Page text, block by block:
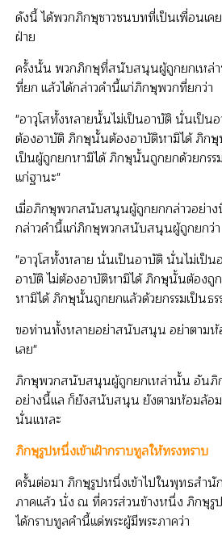
ดังนี้ ได้พวกภิกษุชาวชนบทที่เป็นเพื่อนเค
ฝ่าย
ครั้งนั้น พวกภิกษุที่สนับสนุนผู้ถูกยกเหล่า
ที่ยก แล้วได้กล่าวคำนี้แก่ภิกษุพวกที่ยกว่า
"อาวุโสทั้งหลายนั้นไม่เป็นอาบัติ นั่นเป็น
ต้องอาบัติ ภิกษุนั้นต้องอาบัติหามิได้ ภิก
เป็นผู้ถูกยกหามิได้ ภิกษุนั้นถูกยกด้วยกรรม
แก่ฐานะ"
เมื่อภิกษุพวกสนับสนุนผู้ถูกยกกล่าวอย่า
กล่าวคำนี้แก่ภิกษุพวกสนับสนุนผู้ถูกยกว่า
"อาวุโสทั้งหลาย นั่นเป็นอาบัติ นั่นไม่เป็
อาบัติ ไม่ต้องอาบัติหามิได้ ภิกษุนั้นต้องถู
หามิได้ ภิกษุนั้นถูกยกแล้วด้วยกรรมเป็นธร
ขอท่านทั้งหลายอย่าสนับสนุน อย่าตาม
เลย"
ภิกษุพวกสนับสนุนผู้ถูกยกเหล่านั้น อันภิ
อย่างนี้แล ก็ยังสนับสนุน ยังตามห้อมล้อ
นั่นแหละ
ภิกษุรูปหนึ่งเข้าเฝ้ากราบทูลให้ทรงทราบ
ครั้นต่อมา ภิกษุรูปหนึ่งเข้าไปในพุทธสำนั
ภาคแล้ว นั่ง ณ ที่ควรส่วนข้างหนึ่ง ภิกษุรู
ได้กราบทูลคำนี้แด่พระผู้มีพระภาคว่า